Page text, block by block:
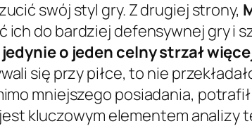
swój styl gry. Z drugiej strony,
ich do bardziej defensywnej gry i
o jeden celny strzał
się przy piłce, to nie
mniejszego posiadania,
kluczowym elementem analizy